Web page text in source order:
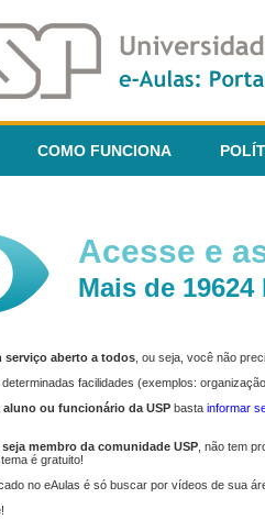
COMO FUNCIONA
Acesse e
Mais de
serviço aberto a todos , ou seja, você não
facilidades (exemplos:
aluno ou funcionário da USP basta informar
membro da comunidade USP , não tem
é gratuito!
no eAulas é só buscar por vídeos de sua